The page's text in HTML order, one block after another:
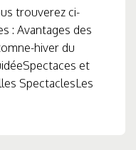
trouverez ci-
: Avantages des
hiver du
et
SpectaclesLes